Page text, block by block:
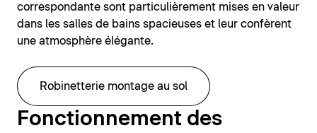
correspondante sont particulièrement mises en valeur
dans les salles de bains spacieuses et leur confèrent
une atmosphère élégante.
Robinetterie montage au sol
Fonctionnement des